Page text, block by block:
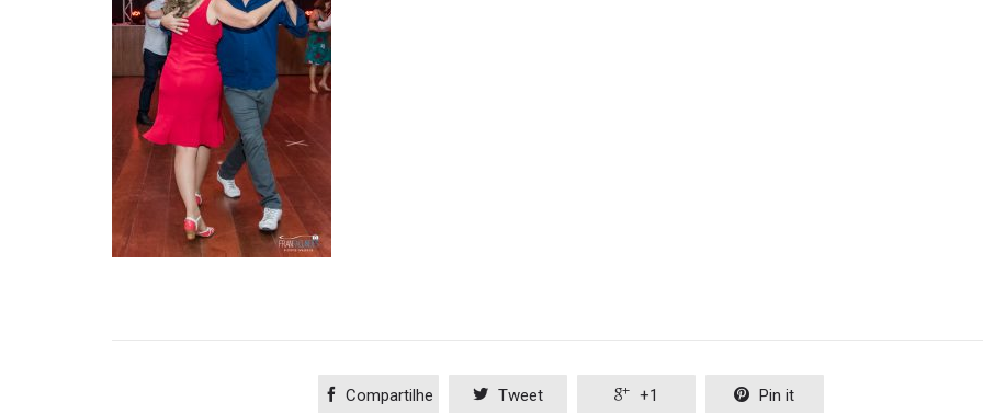
 Compartilhe  Tweet  +1  Pin it